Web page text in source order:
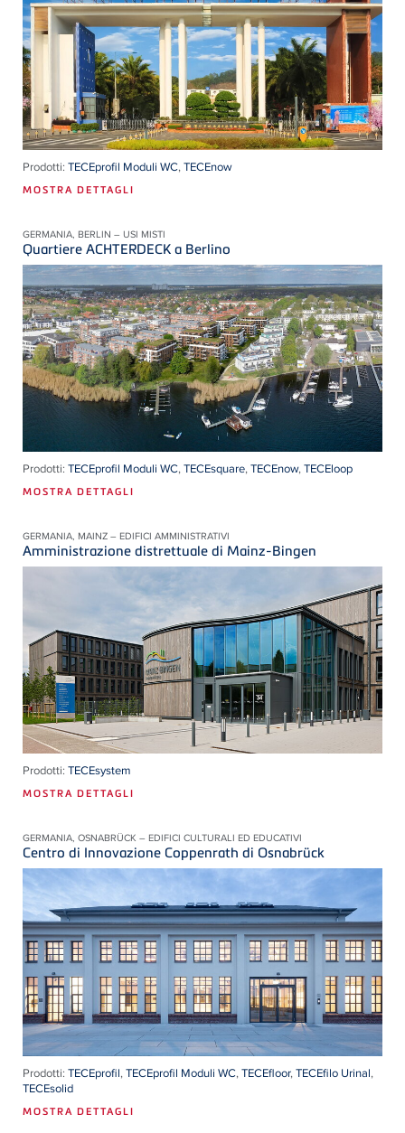
Prodotti: TECEprofil Moduli WC,TECEnow
MOSTRA DETTAGLI
GERMANIA, BERLIN – USI MISTI
Quartiere ACHTERDECK a Berlino
Prodotti: TECEprofil Moduli WC,TECEsquare,TECEnow,TECEloop
MOSTRA DETTAGLI
GERMANIA, MAINZ – EDIFICI AMMINISTRATIVI
Amministrazione distrettuale di Mainz-Bingen
Prodotti: TECEsystem
MOSTRA DETTAGLI
GERMANIA, OSNABRÜCK – EDIFICI CULTURALI ED EDUCATIVI
Centro di Innovazione Coppenrath di Osnabrück
Prodotti: TECEprofil,TECEprofil Moduli WC,TECEfloor,TECEfilo Urinal,
TECEsolid
MOSTRA DETTAGLI